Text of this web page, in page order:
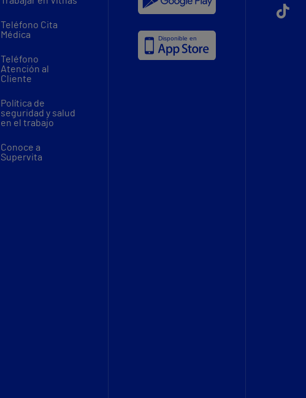
Teléfono Cita
Médica
Teléfono
Atención al
Cliente
Política de
seguridad y salud
en el trabajo
Conoce a
Supervita